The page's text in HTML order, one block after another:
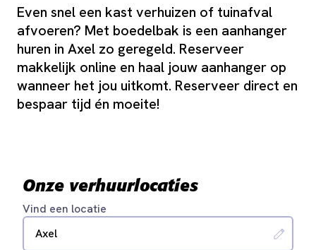
Even snel een kast verhuizen of tuinafval
afvoeren? Met boedelbak is een aanhanger
huren in Axel zo geregeld. Reserveer
makkelijk online en haal jouw aanhanger op
wanneer het jou uitkomt. Reserveer direct en
bespaar tijd én moeite!
Onze verhuurlocaties
Vind een locatie
Axel